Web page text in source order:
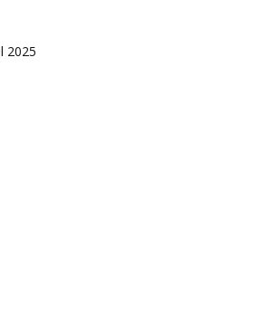
2025